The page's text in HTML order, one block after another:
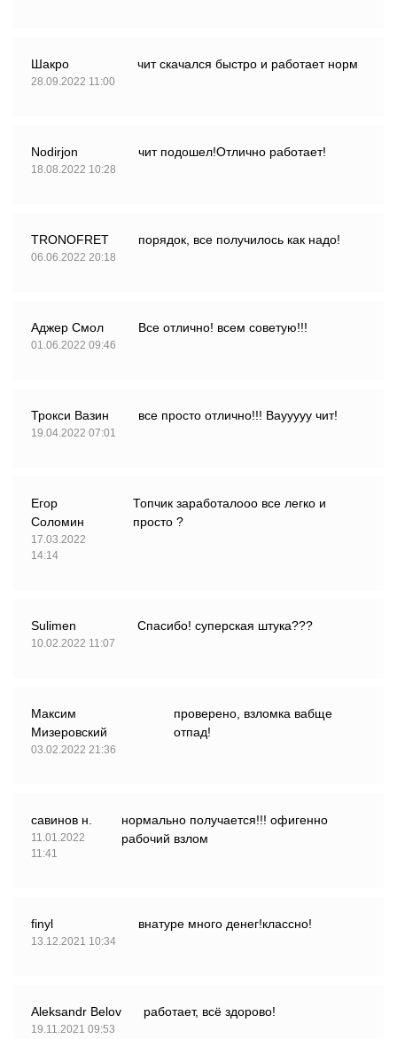
Шакро
28.09.2022 11:00
чит скачался быстро и работает норм
Nodirjon
18.08.2022 10:28
чит подошел!Отлично работает!
TRONOFRET
06.06.2022 20:18
порядок, все получилось как надо!
Аджер Смол
01.06.2022 09:46
Все отлично! всем советую!!!
Трокси Вазин
19.04.2022 07:01
все просто отлично!!! Ваууууу чит!
Егор
Соломин
17.03.2022
14:14
Топчик заработалооо все легко и
просто ?
Sulimen
10.02.2022 11:07
Спасибо! суперская штука???
Максим
Мизеровский
03.02.2022 21:36
проверено, взломка вабще
отпад!
савинов н.
11.01.2022
11:41
нормально получается!!! офигенно
рабочий взлом
finyl
13.12.2021 10:34
внатуре много денег!классно!
Aleksandr Belov
19.11.2021 09:53
работает, всё здорово!